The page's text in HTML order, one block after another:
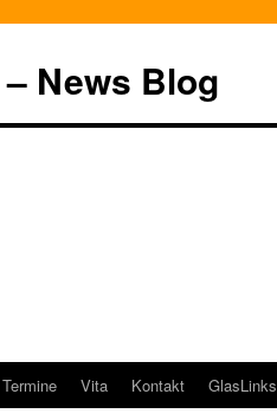
News Blog
Termine Vita Kontakt GlasLinks